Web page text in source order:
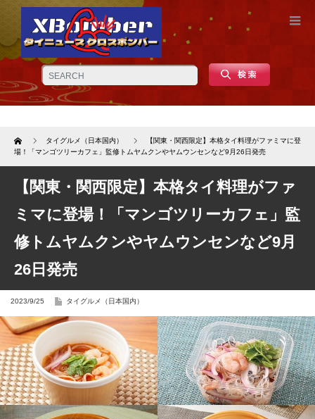
Home タイグルメ（日本国内）
【関東・関西限定】本格タイ料理がファミマに登
場！「マンゴツリーカフェ」監修トムヤムクンやヤムウンセンなど9月26日発売
【関東・関西限定】本格タイ料理がファ
ミマに登場！「マンゴツリーカフェ」監
修トムヤムクンやヤムウンセンなど9月
26日発売
2023/9/25 タイグルメ（日本国内）